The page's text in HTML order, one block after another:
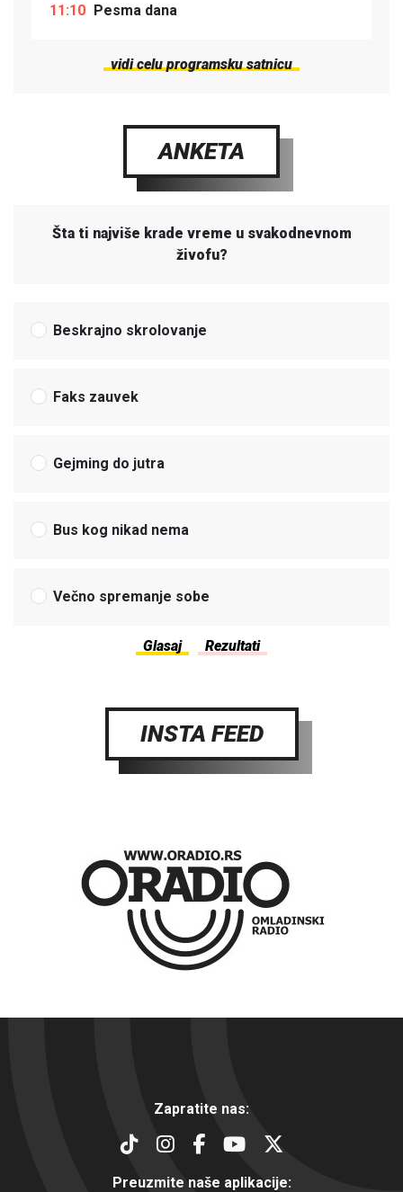
11:10 Pesma dana
vidi celu programsku satnicu
ANKETA
Šta ti najviše krade vreme u svakodnevnom
živofu?
Beskrajno skrolovanje
Faks zauvek
Gejming do jutra
Bus kog nikad nema
Večno spremanje sobe
INSTA FEED
Zapratite nas:
Preuzmite naše aplikacije: